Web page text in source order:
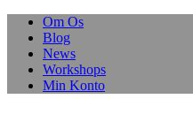
Om Os
Blog
News
Workshops
Min Konto